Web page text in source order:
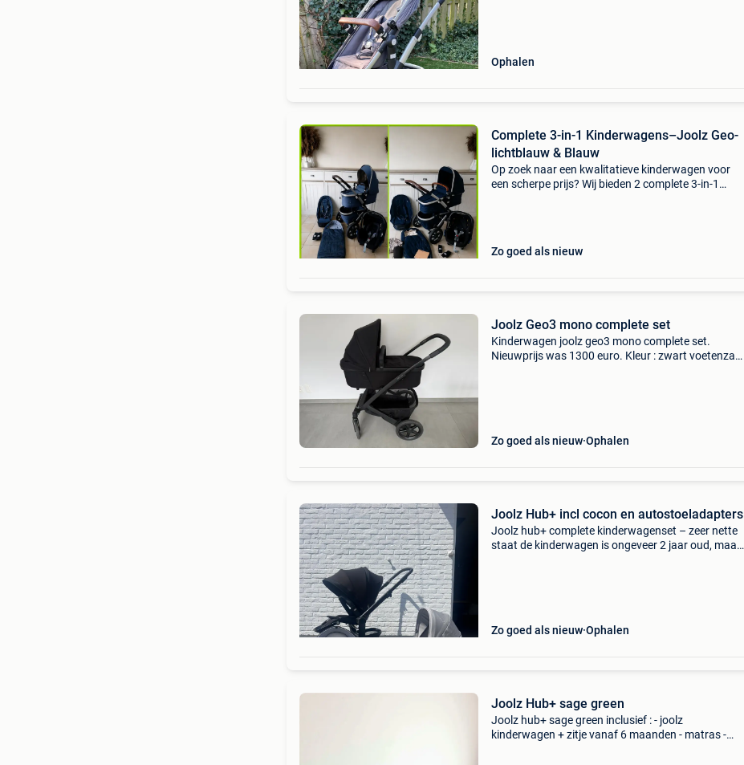
Ophalen
Complete 3-in-1 Kinderwagens–Joolz Geo-
lichtblauw & Blauw
Op zoek naar een kwalitatieve kinderwagen voor
een scherpe prijs? Wij bieden 2 complete 3-in-1
Zo goed als nieuw
Joolz Geo3 mono complete set
Kinderwagen joolz geo3 mono complete set.
Nieuwprijs was 1300 euro. Kleur : zwart voetenzak
Zo goed als nieuw Ophalen
Joolz Hub+ incl cocon en autostoeladapters
Joolz hub+ complete kinderwagenset – zeer nette
staat de kinderwagen is ongeveer 2 jaar oud, maar
Zo goed als nieuw Ophalen
Joolz Hub+ sage green
Joolz hub+ sage green inclusief : - joolz
kinderwagen + zitje vanaf 6 maanden - matras -